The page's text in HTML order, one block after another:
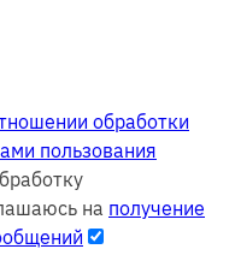
обработки
пользования
на получение